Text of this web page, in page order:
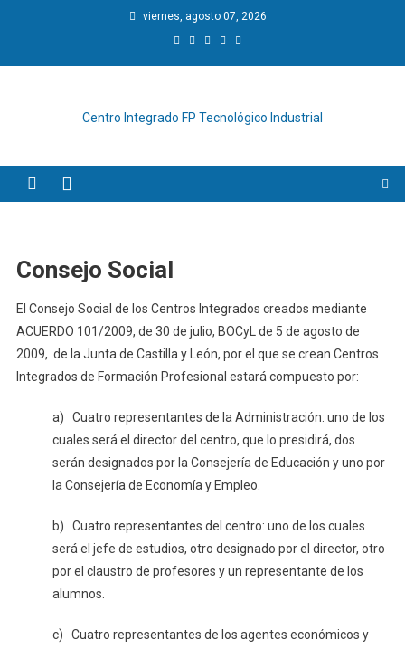
viernes, agosto 07, 2026
Centro Integrado FP Tecnológico Industrial
Consejo Social
El Consejo Social de los Centros Integrados creados mediante
ACUERDO 101/2009, de 30 de julio, BOCyL de 5 de agosto de
2009, de la Junta de Castilla y León, por el que se crean Centros
Integrados de Formación Profesional estará compuesto por:
a) Cuatro representantes de la Administración: uno de los
cuales será el director del centro, que lo presidirá, dos
serán designados por la Consejería de Educación y uno por
la Consejería de Economía y Empleo.
b) Cuatro representantes del centro: uno de los cuales
será el jefe de estudios, otro designado por el director, otro
por el claustro de profesores y un representante de los
alumnos.
c) Cuatro representantes de los agentes económicos y